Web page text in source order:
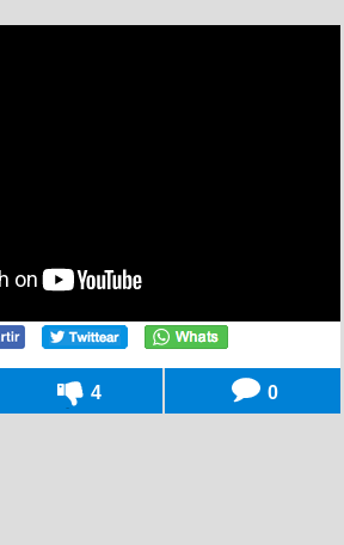
4 0